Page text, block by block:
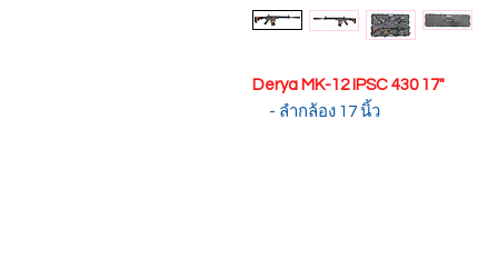
Derya MK-12 IPSC 430 17"
- ลำกล้อง 17 นิ้ว